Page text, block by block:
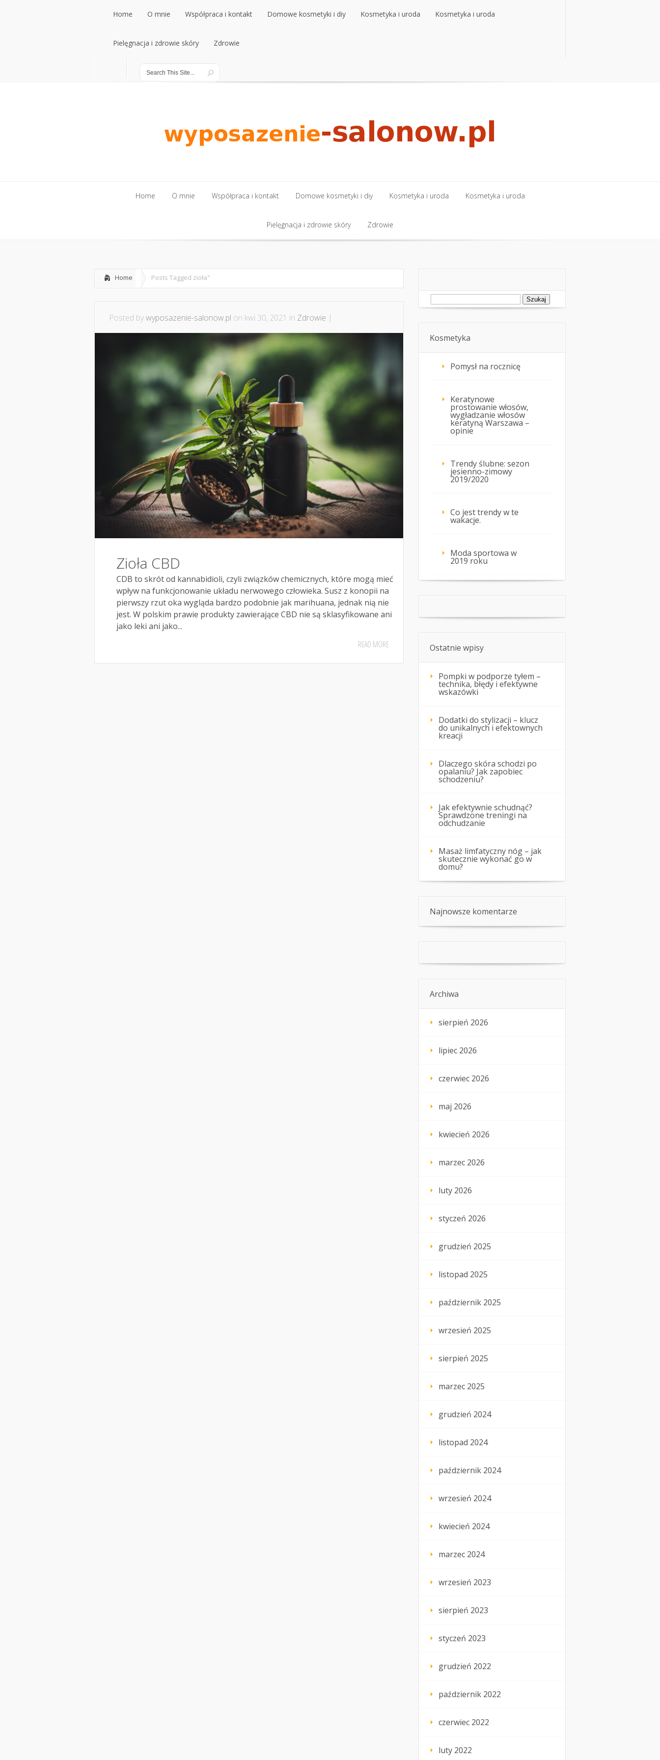
Home
Home
O mnie
O mnie
Współpraca i kontakt
Współpraca i kontakt
Domowe kosmetyki i diy Kosmetyka i uroda Kosmetyka i uroda
Pielęgnacja i zdrowie skóry
Pielęgnacja i zdrowie skóry
Zdrowie
Home O mnie Współpraca i kontakt
Współpraca i kontakt
Domowe kosmetyki i diy
Domowe kosmetyki i diy
Kosmetyka i uroda
Kosmetyka i uroda
Kosmetyka i uroda
Pielęgnacja i zdrowie skóry Zdrowie
Home Posts Tagged zioła"
Posted bywyposazenie-salonow.pl on kwi 30, 2021 in Zdrowie |
Zioła CBD
CDB to skrót od kannabidioli, czyli związków chemicznych, które mogą mieć
wpływ na funkcjonowanie układu nerwowego człowieka. Susz z konopii na
pierwszy rzut oka wygląda bardzo podobnie jak marihuana, jednak nią nie
jest. W polskim prawie produkty zawierające CBD nie są sklasyfikowane ani
jako leki ani jako...
READ MORE
Szukaj:
Kosmetyka
Pomysł na rocznicę
Keratynowe
prostowanie włosów,
wygładzanie włosów
keratyną Warszawa –
opinie
Trendy ślubne: sezon
jesienno-zimowy
2019/2020
Co jest trendy w te
wakacje.
Moda sportowa w
2019 roku
Ostatnie wpisy
Pompki w podporze tyłem –
technika, błędy i efektywne
wskazówki
Dodatki do stylizacji – klucz
do unikalnych i efektownych
kreacji
Dlaczego skóra schodzi po
opalaniu? Jak zapobiec
schodzeniu?
Jak efektywnie schudnąć?
Sprawdzone treningi na
odchudzanie
Masaż limfatyczny nóg – jak
skutecznie wykonać go w
domu?
Najnowsze komentarze
Archiwa
sierpień 2026
lipiec 2026
czerwiec 2026
maj 2026
kwiecień 2026
marzec 2026
luty 2026
styczeń 2026
grudzień 2025
listopad 2025
październik 2025
wrzesień 2025
sierpień 2025
marzec 2025
grudzień 2024
listopad 2024
październik 2024
wrzesień 2024
kwiecień 2024
marzec 2024
wrzesień 2023
sierpień 2023
styczeń 2023
grudzień 2022
październik 2022
czerwiec 2022
luty 2022